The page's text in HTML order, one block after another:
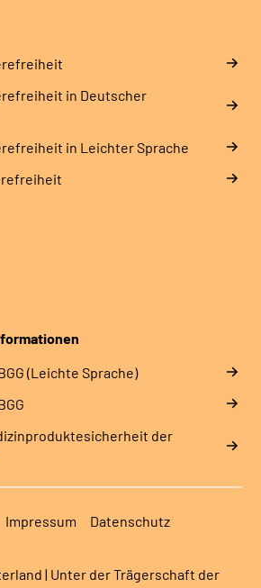
in Deutscher
in Leichter Sprache
(Leichte Sprache)
der
Impressum Datenschutz
| Unter der Trägerschaft der